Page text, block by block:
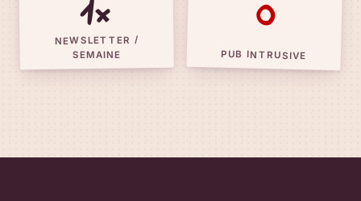
1×
NEWSLETTER /
SEMAINE
0
PUB INTRUSIVE